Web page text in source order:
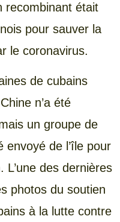
recombinant était
pour sauver la
le coronavirus.
de cubains
n’a été
un groupe de
envoyé de l’île pour
L’une des dernières
photos du soutien
à la lutte contre